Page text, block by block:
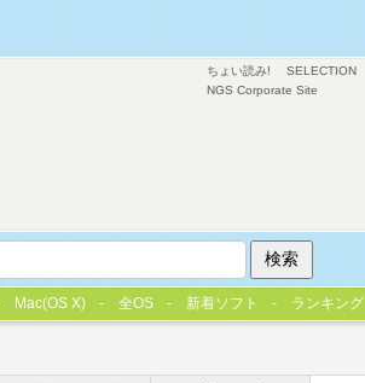
ちょい読み! SELECTION
NGS Corporate Site
Mac(OS X) 全OS 新着ソフト ランキング